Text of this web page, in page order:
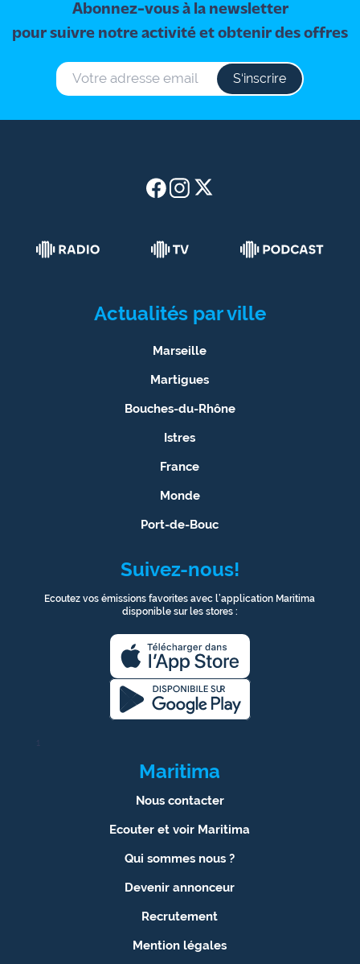
Abonnez-vous à la newsletter
pour suivre notre activité et obtenir des offres
S‘inscrire
Actualités par ville
Marseille
Martigues
Bouches-du-Rhône
Istres
France
Monde
Port-de-Bouc
Suivez-nous!
Ecoutez vos émissions favorites avec l’application Maritima
disponible sur les stores :
1
Maritima
Nous contacter
Ecouter et voir Maritima
Qui sommes nous ?
Devenir annonceur
Recrutement
Mention légales